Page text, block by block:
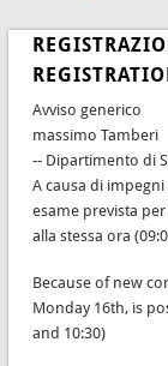
Avviso generico
massimo Tamberi
-- Dipartimento di
A causa di
esame prevista
alla stessa ora
Because of new
Monday 16th, is
and 10:30)